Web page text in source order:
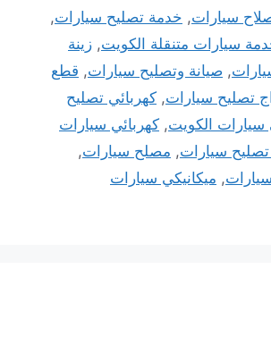
سيارات, خدمة تصليح سيارات,
سيارات متنقلة الكويت, زينة
, صيانة وتصليح سيارات, قطع
تصليح سيارات, كهربائي تصليح
سيارات الكويت, كهربائي سيارات
سيارات, مصلح سيارات,
, ميكانيكي سيارات